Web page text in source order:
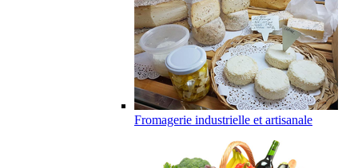
Fromagerie industrielle et artisanale